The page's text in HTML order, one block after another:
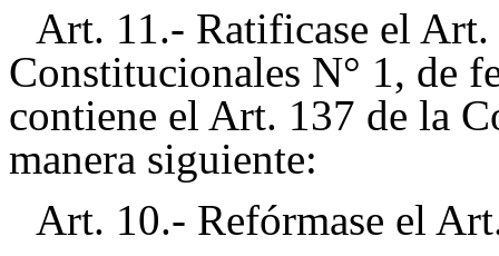
Art. 11.- Ratificase el
Constitucionales N° 1, de
contiene el Art. 137 de la
manera siguiente:
Art. 10.- Refórmase el